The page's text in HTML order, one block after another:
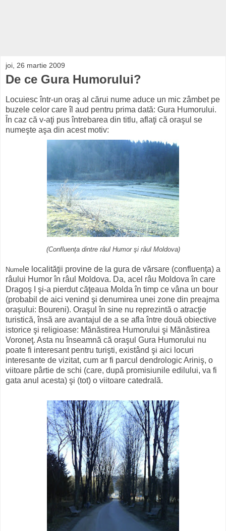
joi, 26 martie 2009
De ce Gura Humorului?
Locuiesc într-un oraş al cărui nume aduce un mic zâmbet pe
buzele celor care îl aud pentru prima dată: Gura Humorului.
În caz că v-aţi pus întrebarea din titlu, aflaţi că oraşul se
numeşte aşa din acest motiv:
(Confluenţa dintre râul Humor şi râul Moldova)
Nume le localităţii provine de la gura de vărsare (confluenţa) a
râului Humor în râul Moldova. Da, acel râu Moldova în care
Dragoş I şi-a pierdut căţeaua Molda în timp ce vâna un bour
(probabil de aici venind şi denumirea unei zone din preajma
oraşului: Boureni). Oraşul în sine nu reprezintă o atracţie
turistică, însă are avantajul de a se afla între două obiective
istorice şi religioase: Mănăstirea Humorului şi Mănăstirea
Voroneţ. Asta nu înseamnă că oraşul Gura Humorului nu
poate fi interesant pentru turişti, existând şi aici locuri
interesante de vizitat, cum ar fi parcul dendrologic Ariniş, o
viitoare pârtie de schi (care, după promisiunile edilului, va fi
gata anul acesta) şi (tot) o viitoare catedrală.